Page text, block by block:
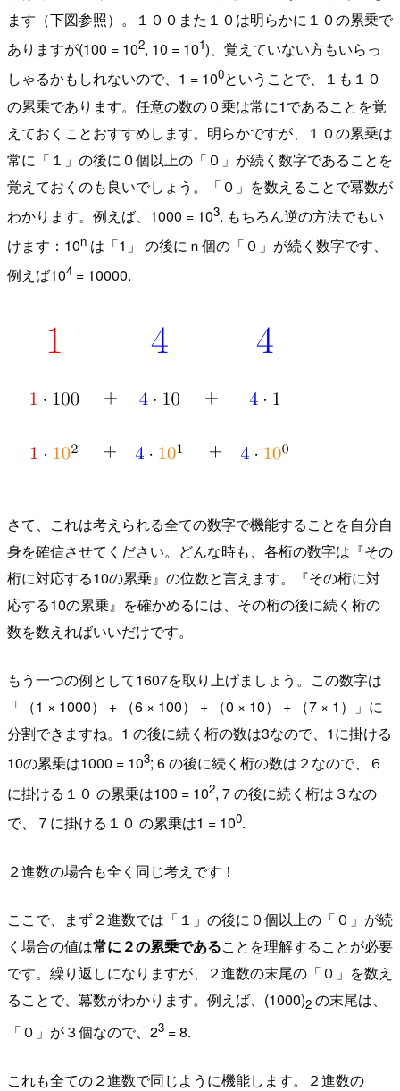
ます（下図参照）。１００また１０は明らかに１０の累乗で
ありますが(100 = 102, 10 = 101)、覚えていない方もいらっ
しゃるかもしれないので、1 = 100ということで、１も１０
の累乗であります。任意の数の０乗は常に1であることを覚
えておくことおすすめします。明らかですが、１０の累乗は
常に「１」の後に０個以上の「０」が続く数字であることを
覚えておくのも良いでしょう。「０」を数えることで冪数が
わかります。例えば、1000 = 103. もちろん逆の方法でもい
けます：10n は「1」 の後にｎ個の「０」が続く数字です、
例えば104 = 10000.
さて、これは考えられる全ての数字で機能することを自分自
身を確信させてください。どんな時も、各桁の数字は『その
桁に対応する10の累乗』の位数と言えます。『その桁に対
応する10の累乗』を確かめるには、その桁の後に続く桁の
数を数えればいいだけです。
もう一つの例として1607を取り上げましょう。この数字は
「（1 × 1000） + （6 × 100） + （0 × 10） + （7 × 1）」に
分割できますね。1 の後に続く桁の数は3なので、1に掛ける
10の累乗は1000 = 103; 6 の後に続く桁の数は２なので、６
に掛ける１０ の累乗は100 = 102, 7 の後に続く桁は３なの
で、７に掛ける１０ の累乗は1 = 100.
２進数の場合も全く同じ考えです！
ここで、まず２進数では「１」の後に０個以上の「０」が続
く場合の値は常に２の累乗であることを理解することが必要
です。繰り返しになりますが、２進数の末尾の「０」を数え
ることで、冪数がわかります。例えば、(1000)2 の末尾は、
「０」が３個なので、23 = 8.
これも全ての２進数で同じように機能します。２進数の